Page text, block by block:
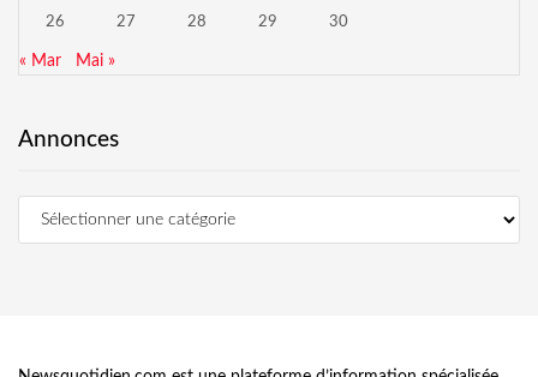
26 27 28 29 30
« Mar Mai »
Annonces